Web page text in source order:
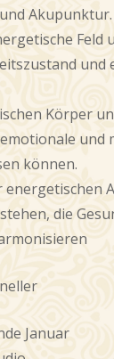
Akupunktur.
und
Körper
und
können.
die
Januar